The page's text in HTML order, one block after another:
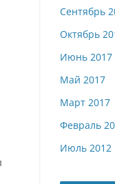
Сентябрь
Октябрь
Июнь 2017
Май 2017
Март 2017
Февраль
Июль 2012